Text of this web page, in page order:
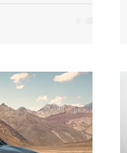
e a
o Citroën C3
mais sobre as
além da
as duas empresas.